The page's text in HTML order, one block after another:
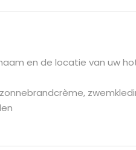
en de locatie van uw